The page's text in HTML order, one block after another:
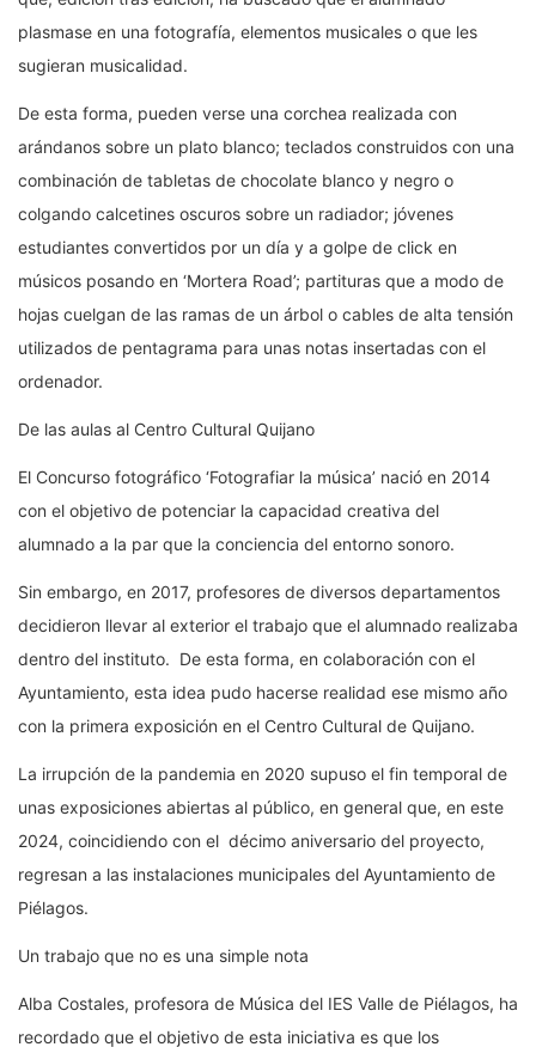
plasmase en una fotografía, elementos musicales o que les
sugieran musicalidad.
De esta forma, pueden verse una corchea realizada con
arándanos sobre un plato blanco; teclados construidos con una
combinación de tabletas de chocolate blanco y negro o
colgando calcetines oscuros sobre un radiador; jóvenes
estudiantes convertidos por un día y a golpe de click en
músicos posando en ‘Mortera Road’; partituras que a modo de
hojas cuelgan de las ramas de un árbol o cables de alta tensión
utilizados de pentagrama para unas notas insertadas con el
ordenador.
De las aulas al Centro Cultural Quijano
El Concurso fotográfico ‘Fotografiar la música’ nació en 2014
con el objetivo de potenciar la capacidad creativa del
alumnado a la par que la conciencia del entorno sonoro.
Sin embargo, en 2017, profesores de diversos departamentos
decidieron llevar al exterior el trabajo que el alumnado realizaba
dentro del instituto. De esta forma, en colaboración con el
Ayuntamiento, esta idea pudo hacerse realidad ese mismo año
con la primera exposición en el Centro Cultural de Quijano.
La irrupción de la pandemia en 2020 supuso el fin temporal de
unas exposiciones abiertas al público, en general que, en este
2024, coincidiendo con el décimo aniversario del proyecto,
regresan a las instalaciones municipales del Ayuntamiento de
Piélagos.
Un trabajo que no es una simple nota
Alba Costales, profesora de Música del IES Valle de Piélagos, ha
recordado que el objetivo de esta iniciativa es que los